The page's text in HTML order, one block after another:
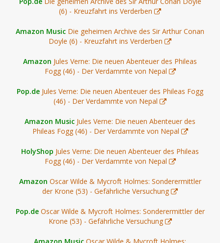
(6) - Kreuzfahrt ins Verderben
Amazon Music Die geheimen Archive des Sir Arthur Conan
Doyle (6) - Kreuzfahrt ins Verderben
Amazon Jules Verne: Die neuen Abenteuer des Phileas
Fogg (46) - Der Verdammte von Nepal
Pop.de Jules Verne: Die neuen Abenteuer des Phileas Fogg
(46) - Der Verdammte von Nepal
Amazon Music Jules Verne: Die neuen Abenteuer des
Phileas Fogg (46) - Der Verdammte von Nepal
HolyShop Jules Verne: Die neuen Abenteuer des Phileas
Fogg (46) - Der Verdammte von Nepal
Amazon Oscar Wilde & Mycroft Holmes: Sonderermittler
der Krone (53) - Gefährliche Versuchung
Pop.de Oscar Wilde & Mycroft Holmes: Sonderermittler der
Krone (53) - Gefährliche Versuchung